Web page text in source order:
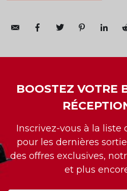
BOOSTEZ VOTRE
Inscrivez-vous à la liste
pour les dernières
des offres exclusives,
et plus